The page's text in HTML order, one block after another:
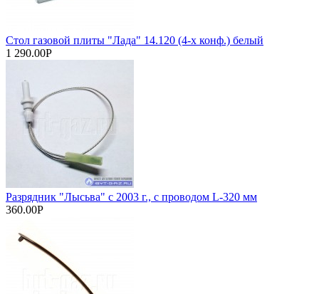
Стол газовой плиты "Лада" 14.120 (4-х конф.) белый
1 290.00Р
Разрядник "Лысьва" с 2003 г., с проводом L-320 мм
360.00Р